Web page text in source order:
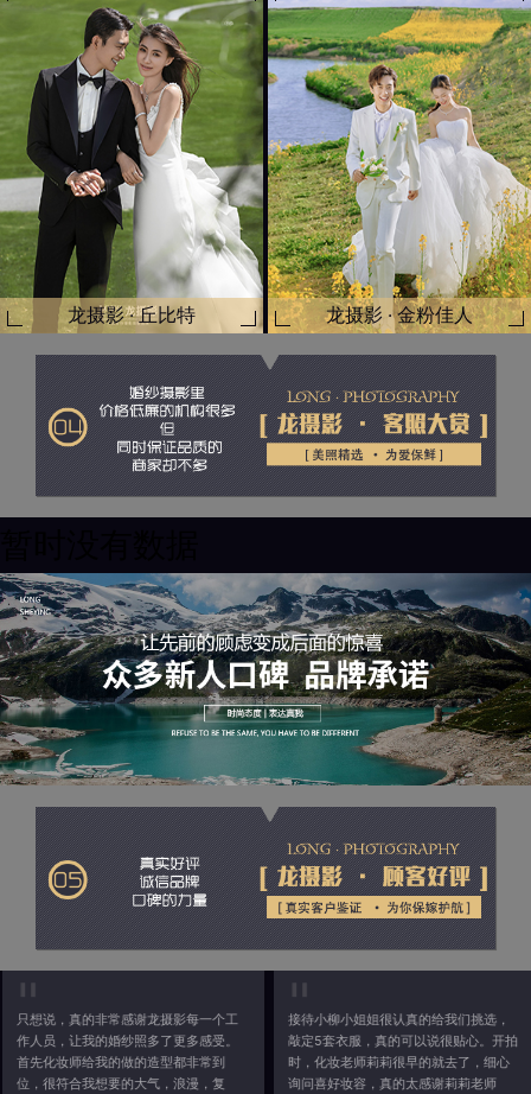
龙摄影 · 丘比特 龙摄影 · 金粉佳人
只想说，真的非常感谢龙摄影每一个工
作人员，让我的婚纱照多了更多感受。
首先化妆师给我的做的造型都非常到
位，很符合我想要的大气，浪漫，复
接待小柳小姐姐很认真的给我们挑选，
敲定5套衣服，真的可以说很贴心。开拍
时，化妆老师莉莉很早的就去了，细心
询问喜好妆容，真的太感谢莉莉老师